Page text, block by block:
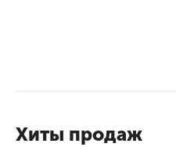
Хиты продаж